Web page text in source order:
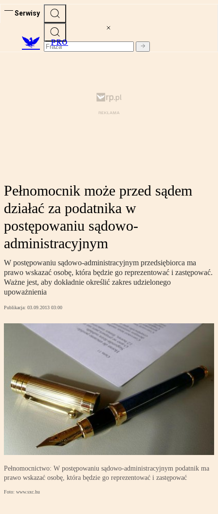
Serwisy
PRO
Pełnomocnik może przed sądem
działać za podatnika w
postępowaniu sądowo-
administracyjnym
W postępowaniu sądowo-administracyjnym przedsiębiorca ma
prawo wskazać osobę, która będzie go reprezentować i zastępować.
Ważne jest, aby dokładnie określić zakres udzielonego
upoważnienia
Publikacja: 03.09.2013 03:00
Pełnomocnictwo: W postępowaniu sądowo-administracyjnym podatnik ma
prawo wskazać osobę, która będzie go reprezentować i zastępować
Foto: www.sxc.hu